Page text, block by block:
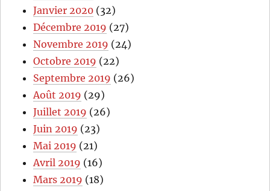
Janvier 2020 (32)
Décembre 2019 (27)
Novembre 2019 (24)
Octobre 2019 (22)
Septembre 2019 (26)
Août 2019 (29)
Juillet 2019 (26)
Juin 2019 (23)
Mai 2019 (21)
Avril 2019 (16)
Mars 2019 (18)